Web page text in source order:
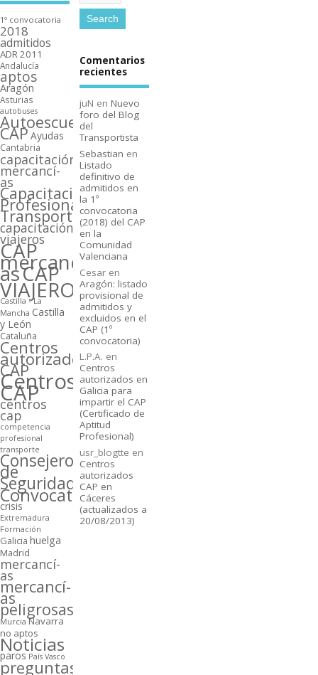
1º convocatoria
2018
admitidos
ADR 2011
Andalucí­a
aptos
Aragón
Asturias
autobuses
Autoescuelas
CAPAyudas
Cantabria
capacitación
mercancí­
as
Capacitación
Profesional
Transporte
capacitación
viajeros
CAP
mercancí­
asCAP
VIAJEROS
Castilla - La
Mancha Castilla
y León
Cataluña
Centros
autorizados
CAP
Centros
CAP
centros
cap
competencia
profesional
transporte
Consejeros
de
Seguridad
Convocatorias
crisis
Extremadura
Formación
Galicia huelga
Madrid
mercancí­
as
mercancí­
as
peligrosas
Murcia Navarra
no aptos
Noticias
paros Paí­s Vasco
preguntas
Comentarios
recientes
juN en Nuevo
foro del Blog
del
Transportista
Sebastian en
Listado
definitivo de
admitidos en
la 1º
convocatoria
(2018) del CAP
en la
Comunidad
Valenciana
Cesaren
Aragón: listado
provisional de
admitidos y
excluidos en el
CAP (1º
convocatoria)
L.P.A. en
Centros
autorizados en
Galicia para
impartir el CAP
(Certificado de
Aptitud
Profesional)
usr_blogtte en
Centros
autorizados
CAP en
Cáceres
(actualizados a
20/08/2013)